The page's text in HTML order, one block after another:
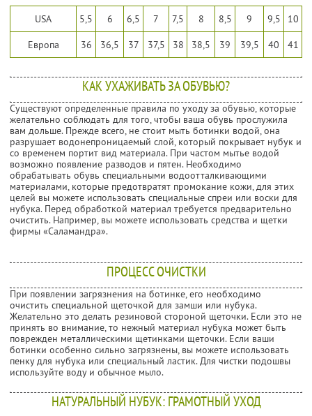
USA 5,5 6 6,5 7 7,5 8 8,5 9 9,5 10
Европа 36 36,5 37 37,5 38 38,5 39 39,5 40 41
КАК УХАЖИВАТЬ ЗА ОБУВЬЮ?
Существуют определенные правила по уходу за обувью, которые
желательно соблюдать для того, чтобы ваша обувь прослужила
вам дольше. Прежде всего, не стоит мыть ботинки водой, она
разрушает водонепроницаемый слой, который покрывает нубук и
со временем портит вид материала. При частом мытье водой
возможно появление разводов и пятен. Необходимо
обрабатывать обувь специальными водоотталкивающими
материалами, которые предотвратят промокание кожи, для этих
целей вы можете использовать специальные спреи или воски для
нубука. Перед обработкой материал требуется предварительно
очистить. Например, вы можете использовать средства и щетки
фирмы «Саламандра».
ПРОЦЕСС ОЧИСТКИ
При появлении загрязнения на ботинке, его необходимо
очистить специальной щеточкой для замши или нубука.
Желательно это делать резиновой стороной щеточки. Если это не
принять во внимание, то нежный материал нубука может быть
поврежден металлическими щетинками щеточки. Если ваши
ботинки особенно сильно загрязнены, вы можете использовать
пенку для нубука или специальный ластик. Для чистки подошвы
используйте воду и обычное мыло.
НАТУРАЛЬНЫЙ НУБУК: ГРАМОТНЫЙ УХОД